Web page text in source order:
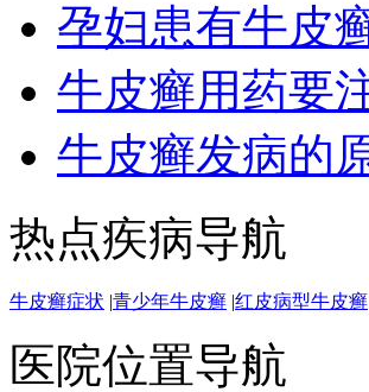
孕妇患有牛皮
牛皮癣用药要
牛皮癣发病的
热点疾病导航
牛皮癣症状 |青少年牛皮癣 |红皮病型牛皮癣
医院位置导航